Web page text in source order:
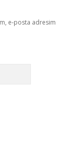
e-posta adresim